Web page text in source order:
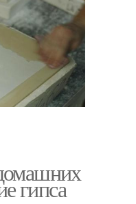
гипса